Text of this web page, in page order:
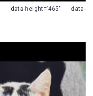
height=’465′ data-